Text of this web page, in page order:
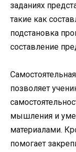
заданиях
такие как
подстановка
составление
позволяет
мышления и
материалами.
помогает